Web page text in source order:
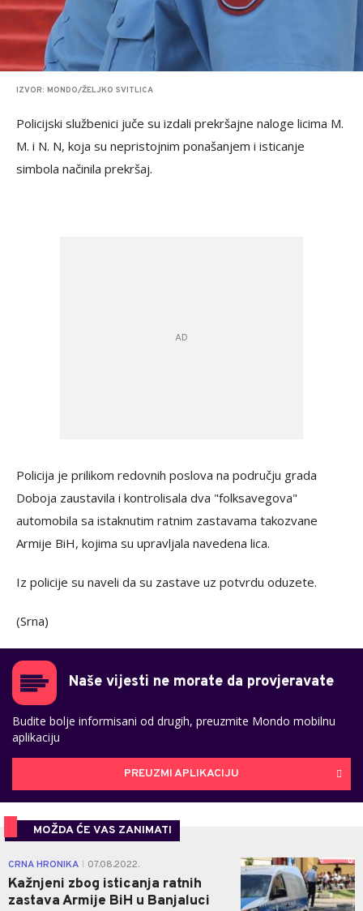
IZVOR: MONDO/ŽELJKO SVITLICA
Policijski službenici juče su izdali prekršajne naloge licima M.
M. i N. N, koja su nepristojnim ponašanjem i isticanje
simbola načinila prekršaj.
Policija je prilikom redovnih poslova na području grada
Doboja zaustavila i kontrolisala dva "folksavegova"
automobila sa istaknutim ratnim zastavama takozvane
Armije BiH, kojima su upravljala navedena lica.
Iz policije su naveli da su zastave uz potvrdu oduzete.
(Srna)
Naše vijesti ne morate da provjeravate
Budite bolje informisani od drugih, preuzmite Mondo mobilnu
aplikaciju
PREUZMI APLIKACIJU
MOŽDA ĆE VAS ZANIMATI
CRNA HRONIKA 07.08.2022.
Kažnjeni zbog isticanja ratnih
zastava Armije BiH u Banjaluci
0